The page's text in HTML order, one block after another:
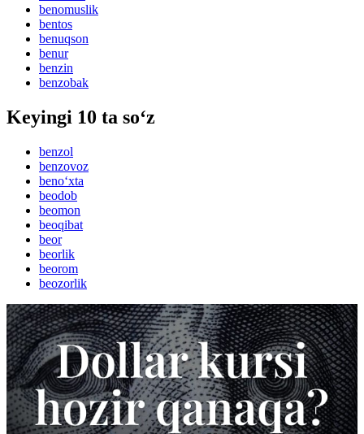
benomuslik
bentos
benuqson
benur
benzin
benzobak
Keyingi 10 ta so‘z
benzol
benzovoz
beno‘xta
beodob
beomon
beoqibat
beor
beorlik
beorom
beozorlik